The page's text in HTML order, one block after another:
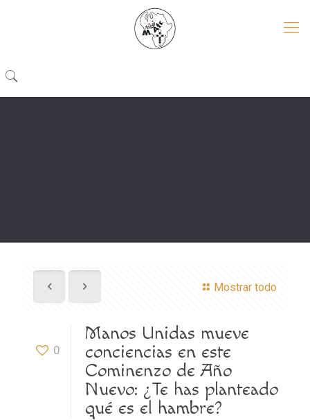
Mostrar todo
0
Manos Unidas mueve
conciencias en este
Cominenzo de Año
Nuevo: ¿Te has planteado
qué es el hambre?